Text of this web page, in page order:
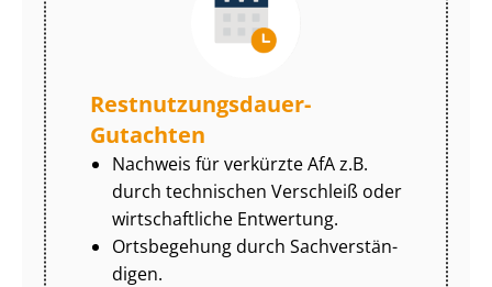
Rest­nut­zungs­dau­er-
Gutachten
Nachweis für verkürzte AfA z.B.
durch technischen Verschleiß oder
wirtschaftliche Entwertung.
Ortsbegehung durch Sach­ver­stän­
di­gen.